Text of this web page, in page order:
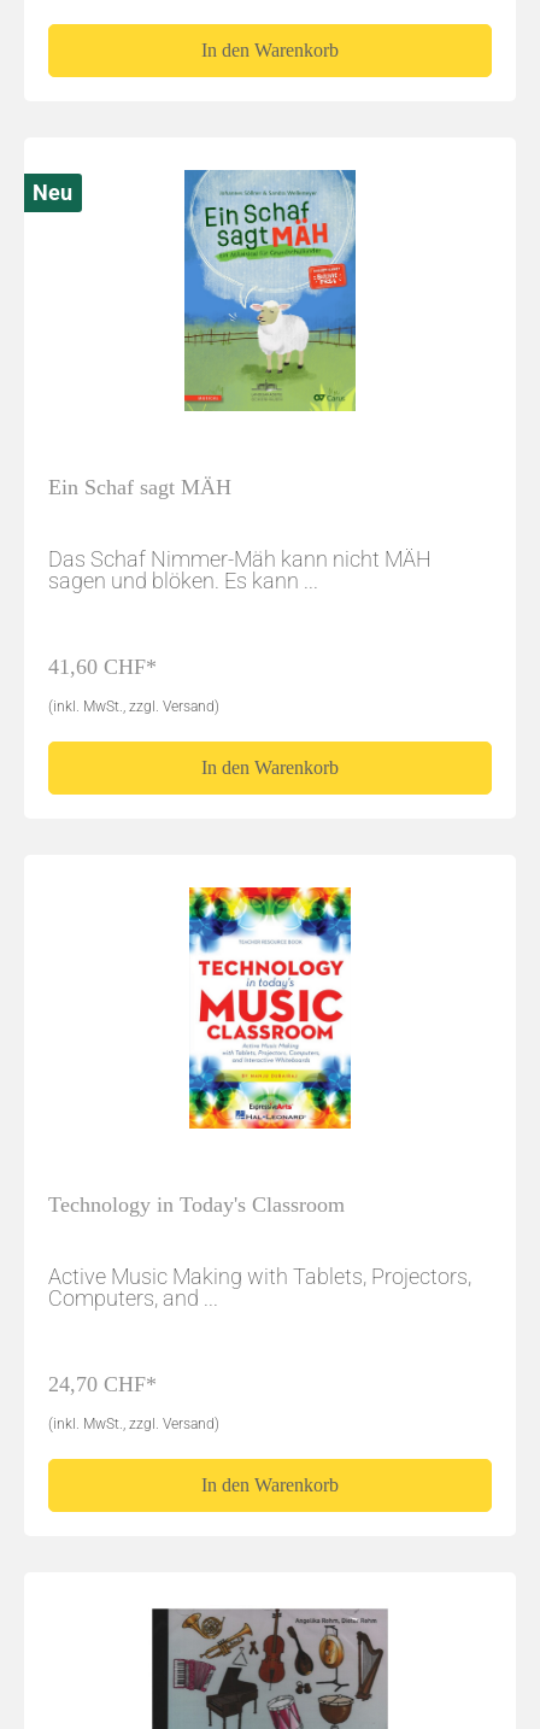
In den Warenkorb
Neu
Ein Schaf sagt MÄH
Das Schaf Nimmer-Mäh kann nicht MÄH
sagen und blöken. Es kann ...
41,60 CHF*
(inkl. MwSt., zzgl. Versand)
In den Warenkorb
Technology in Today's Classroom
Active Music Making with Tablets, Projectors,
Computers, and ...
24,70 CHF*
(inkl. MwSt., zzgl. Versand)
In den Warenkorb